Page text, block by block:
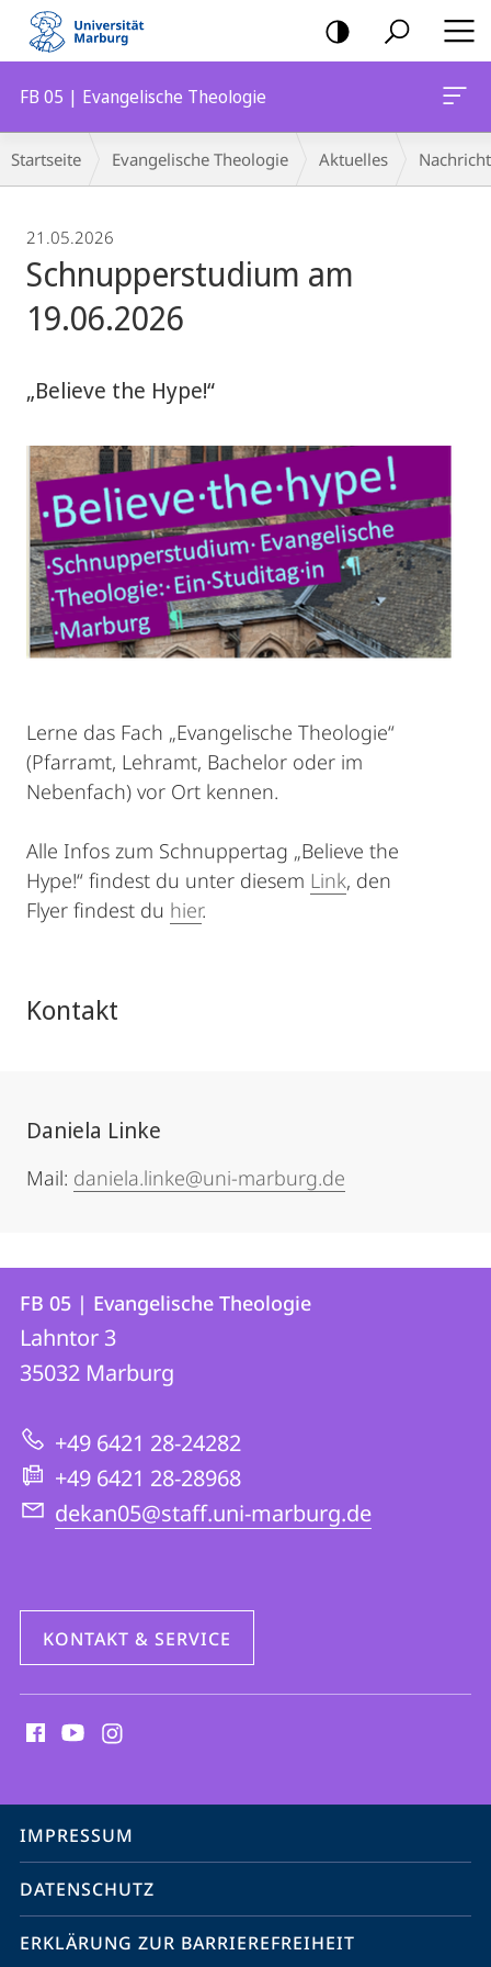
Mobile-
Navigation
FB 05 | Evangelische Theologie
Breadcrumb-
Navigation
Startseite Evangelische Theologie Aktuelles
21.05.2026
Schnupperstudium am
19.06.2026
„Believe the Hype!“
Lerne das Fach „Evangelische Theologie“
(Pfarramt, Lehramt, Bachelor oder im
Nebenfach) vor Ort kennen.
Alle Infos zum Schnuppertag „Believe the
Hype!“ findest du unter diesem Link, den
Flyer findest du hier.
Kontakt
Daniela Linke
Mail: daniela.linke@uni-marburg.de
Kontakt
und
Informationen
zur
Website
Kontaktinformationen
FB
05
Evangelische
Theologie
FB 05 | Evangelische Theologie
Lahntor 3
35032 Marburg
+49 6421 28-24282
+49 6421 28-28968
dekan05@staff.uni-marburg.de
KONTAKT & SERVICE
Media
Service-
Navigation
IMPRESSUM
DATENSCHUTZ
ERKLÄRUNG ZUR BARRIEREFREIHEIT